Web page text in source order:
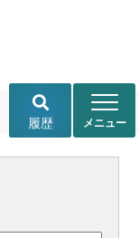
履歴